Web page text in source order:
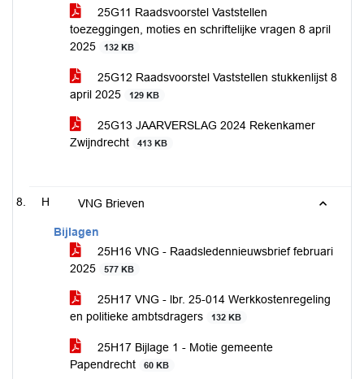
25G11 Raadsvoorstel Vaststellen
toezeggingen, moties en schriftelijke vragen 8 april
2025
132 KB
25G12 Raadsvoorstel Vaststellen stukkenlijst 8
april 2025
129 KB
25G13 JAARVERSLAG 2024 Rekenkamer
Zwijndrecht
413 KB
H VNG Brieven
Bijlagen
25H16 VNG - Raadsledennieuwsbrief februari
2025
577 KB
25H17 VNG - lbr. 25-014 Werkkostenregeling
en politieke ambtsdragers
132 KB
25H17 Bijlage 1 - Motie gemeente
Papendrecht
60 KB